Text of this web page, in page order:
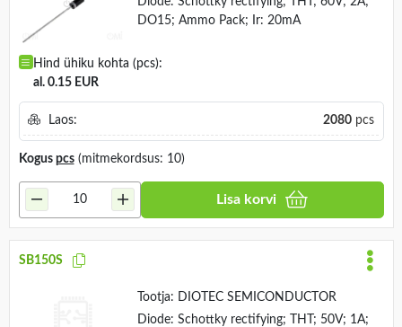
DO15; Ammo Pack; Ir: 20mA
Hind ühiku kohta (pcs):
al. 0.15 EUR
Laos: 2080pcs
Kogus pcs(mitmekordsus: 10)
Lisa korvi
SB150S
Tootja:
DIOTEC SEMICONDUCTOR
Diode: Schottky rectifying; THT; 50V; 1A;